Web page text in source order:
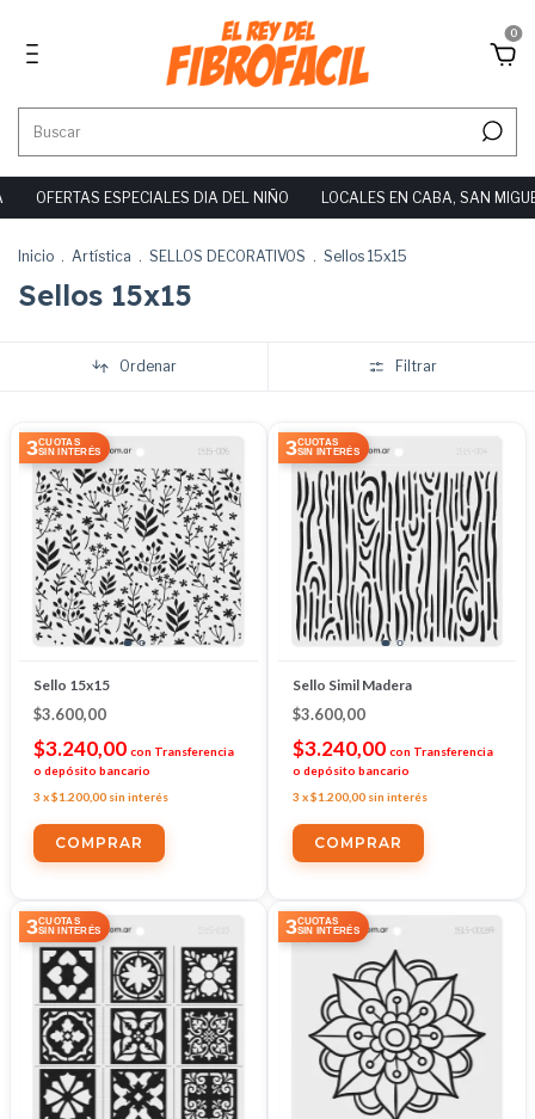
0
ESPECIALES DIA DEL NIÑO LOCALES EN CABA, SAN MIGUEL Y
Inicio . Artística . SELLOS DECORATIVOS . Sellos 15x15
Sellos 15x15
Ordenar Filtrar
3CUOTAS
SIN INTERÉS
Sello 15x15
$3.600,00
$3.240,00 con Transferencia
o depósito bancario
3 x$1.200,00 sin interés
3CUOTAS
SIN INTERÉS
Sello Simil Madera
$3.600,00
$3.240,00 con Transferencia
o depósito bancario
3 x$1.200,00 sin interés
3CUOTAS
SIN INTERÉS
3CUOTAS
SIN INTERÉS